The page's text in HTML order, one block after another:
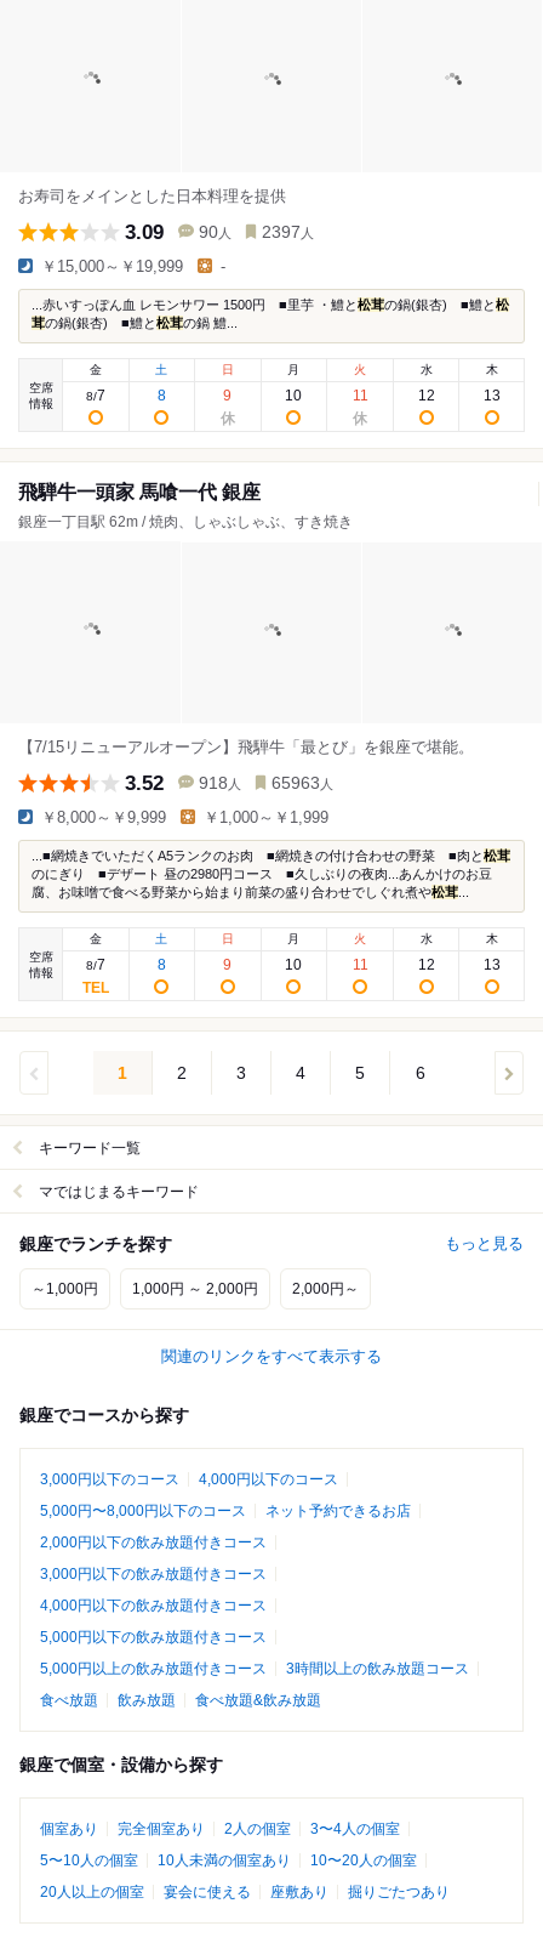
お寿司をメインとした日本料理を提供
3.09 90 人 2397 人
￥15,000～￥19,999 -
...赤いすっぽん血 レモンサワー 1500円 ■里芋 ・鱧と松茸の鍋(銀杏) ■鱧と松
茸の鍋(銀杏) ■鱧と松茸の鍋 鱧...
空席
情報
金
8/7
土
8
日
9
月
10
火
11
水
12
木
13
飛騨牛一頭家 馬喰一代 銀座
銀座一丁目駅 62m / 焼肉、しゃぶしゃぶ、すき焼き
【7/15リニューアルオープン】飛騨牛「最とび」を銀座で堪能。
3.52 918 人 65963 人
￥8,000～￥9,999 ￥1,000～￥1,999
...■網焼きでいただくA5ランクのお肉 ■網焼きの付け合わせの野菜 ■肉と松茸
のにぎり ■デザート 昼の2980円コース ■久しぶりの夜肉...あんかけのお豆
腐、お味噌で食べる野菜から始まり前菜の盛り合わせでしぐれ煮や松茸
空席
情報
金
8/7
土
8
日
9
月
10
火
11
水
12
木
13
1 2 3 4 5 6
キーワード一覧
マではじまるキーワード
銀座でランチを探す もっと見る
～1,000円 1,000円 ～ 2,000円 2,000円～
関連のリンクをすべて表示する
銀座でコースから探す
3,000円以下のコース
4,000円以下のコース
5,000円〜8,000円以下のコース
ネット予約できるお店
2,000円以下の飲み放題付きコース
3,000円以下の飲み放題付きコース
4,000円以下の飲み放題付きコース
5,000円以下の飲み放題付きコース
5,000円以上の飲み放題付きコース
3時間以上の飲み放題コース
食べ放題
飲み放題 食べ放題&飲み放題
銀座で個室・設備から探す
個室あり 完全個室あり 2人の個室
3〜4人の個室
5〜10人の個室
10人未満の個室あり
10〜20人の個室
20人以上の個室
宴会に使える 座敷あり 掘りごたつあり